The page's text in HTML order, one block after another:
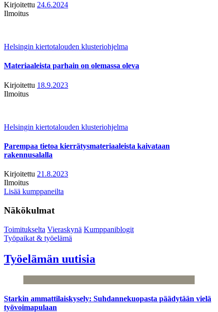
Kirjoitettu 24.6.2024
Ilmoitus
Helsingin kiertotalouden klusteriohjelma
Materiaaleista parhain on olemassa oleva
Kirjoitettu 18.9.2023
Ilmoitus
Helsingin kiertotalouden klusteriohjelma
Parempaa tietoa kierrätysmateriaaleista kaivataan
rakennusalalla
Kirjoitettu 21.8.2023
Ilmoitus
Lisää kumppaneilta
Näkökulmat
Toimitukselta Vieraskynä Kumppaniblogit
Työpaikat & työelämä
Työelämän uutisia
Starkin ammattilaiskysely: Suhdannekuopasta päädytään vielä
työvoimapulaan